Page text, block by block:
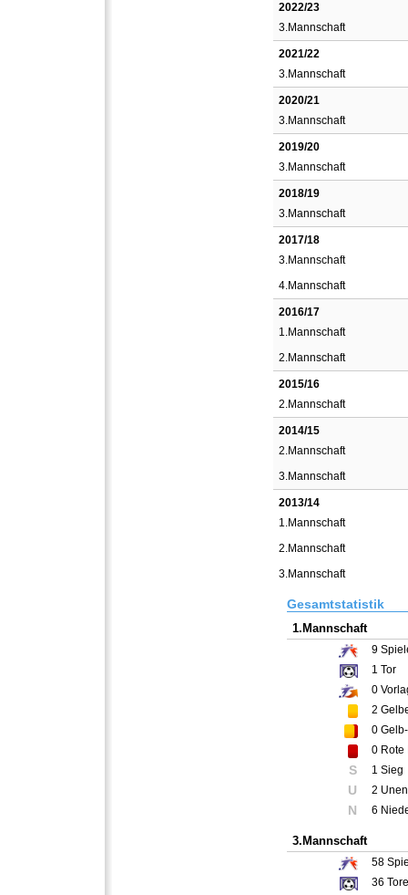
2022/23
3.Mannschaft
2021/22
3.Mannschaft
2020/21
3.Mannschaft
2019/20
3.Mannschaft
2018/19
3.Mannschaft
2017/18
3.Mannschaft
4.Mannschaft
2016/17
1.Mannschaft
2.Mannschaft
2015/16
2.Mannschaft
2014/15
2.Mannschaft
3.Mannschaft
2013/14
1.Mannschaft
2.Mannschaft
3.Mannschaft
Gesamtstatistik
1.Mannschaft
9
1 Tor
0
2
0
0 Rote
S 1 Sieg
U 2
N 6
3.Mannschaft
58
36 Tore